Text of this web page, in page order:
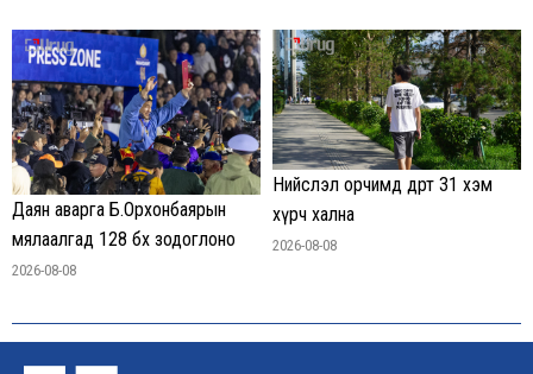
Даян аварга Б.Орхонбаярын
мялаалгад 128 бөх зодоглоно
2026-08-08
Нийслэл орчимд өдөртөө 31 хэм
хүрч хална
2026-08-08